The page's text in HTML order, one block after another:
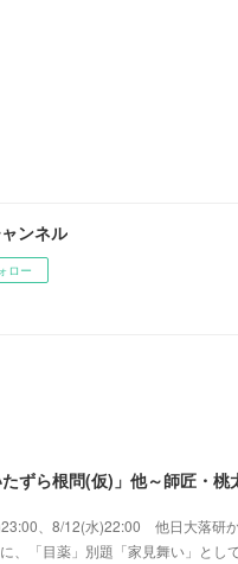
ンネル
ロー
ずら根問(仮)」他～師匠・桃
、8/12(水)22:00 他日大落研
、「目薬」別題「家見舞い」と